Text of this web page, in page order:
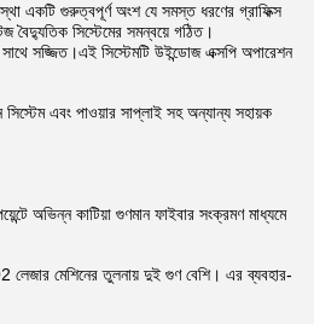
একটি গুরুত্বপূর্ণ অংশ যে সমস্ত ধরণের গ্রাফিক্স
বৈদ্যুতিক সিস্টেমের সমন্বয়ে গঠিত।
সজ্জিত।এই সিস্টেমটি উইন্ডোজ এক্সপি অপারেশন
এবং পাওয়ার সাপ্লাই সহ অন্যান্য সহায়ক
অভিন্ন কাটিয়া গুণমান ফাইবার সংক্রমণ মাধ্যমে
লেজার মেশিনের তুলনায় দুই গুণ বেশি। এর ব্যবহার-